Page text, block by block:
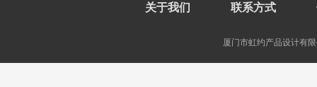
关于我们 联系方式
厦门市虹约产品设计有